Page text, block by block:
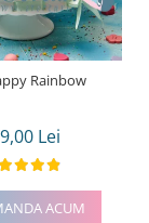
Rainbow
Lei
ACUM